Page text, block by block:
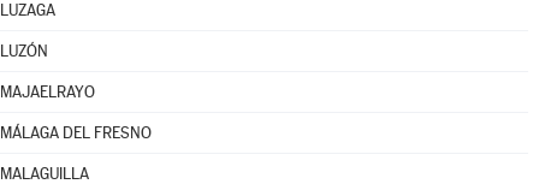
LUZAGA
LUZÓN
MAJAELRAYO
MÁLAGA DEL FRESNO
MALAGUILLA